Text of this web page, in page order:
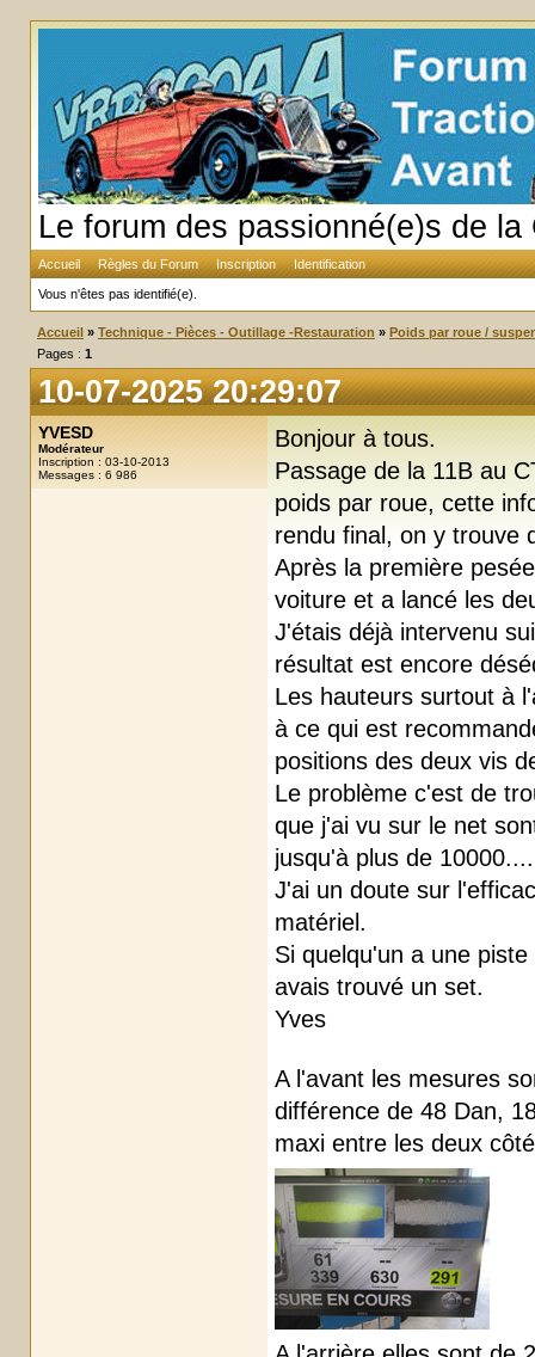
Le forum des passionné(e)s de
Accueil Règles du Forum Inscription Identification
Vous n'êtes pas identifié(e).
Accueil » Technique - Pièces - Outillage -Restauration » Poids par roue /
Pages : 1
10-07-2025 20:29:07
YVESD
Modérateur
Inscription : 03-10-2013
Messages : 6 986
Bonjour à tous.
Passage de la 11B au
poids par roue, cette
rendu final, on y trouve
Après la première
voiture et a lancé les
J'étais déjà intervenu
résultat est encore
Les hauteurs surtout à
à ce qui est
positions des deux vis
Le problème c'est de
que j'ai vu sur le net
jusqu'à plus de
J'ai un doute sur
matériel.
Si quelqu'un a une
avais trouvé un set.
Yves
A l'avant les mesures
différence de 48 Dan,
maxi entre les deux